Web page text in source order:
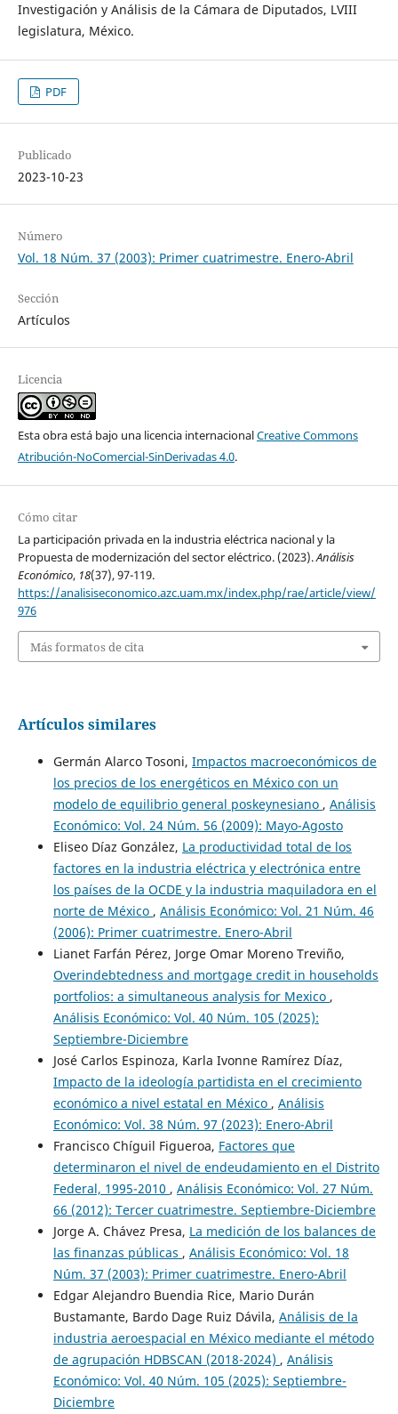
Investigación y Análisis de la Cámara de Diputados, LVIII
legislatura, México.
PDF
Publicado
2023-10-23
Número
Vol. 18 Núm. 37 (2003): Primer cuatrimestre. Enero-Abril
Sección
Artículos
Licencia
Esta obra está bajo una licencia internacionalCreative Commons
Atribución-NoComercial-SinDerivadas 4.0.
Cómo citar
La participación privada en la industria eléctrica nacional y la
Propuesta de modernización del sector eléctrico. (2023).Análisis
Económico, 18(37), 97-119.
https://analisiseconomico.azc.uam.mx/index.php/rae/article/view/
976
Más formatos de cita
Artículos similares
Germán Alarco Tosoni, Impactos macroeconómicos de
los precios de los energéticos en México con un
modelo de equilibrio general poskeynesiano , Análisis
Económico: Vol. 24 Núm. 56 (2009): Mayo-Agosto
Eliseo Díaz González, La productividad total de los
factores en la industria eléctrica y electrónica entre
los países de la OCDE y la industria maquiladora en el
norte de México , Análisis Económico: Vol. 21 Núm. 46
(2006): Primer cuatrimestre. Enero-Abril
Lianet Farfán Pérez, Jorge Omar Moreno Treviño,
Overindebtedness and mortgage credit in households
portfolios: a simultaneous analysis for Mexico ,
Análisis Económico: Vol. 40 Núm. 105 (2025):
Septiembre-Diciembre
José Carlos Espinoza, Karla Ivonne Ramírez Díaz,
Impacto de la ideología partidista en el crecimiento
económico a nivel estatal en México , Análisis
Económico: Vol. 38 Núm. 97 (2023): Enero-Abril
Francisco Chíguil Figueroa, Factores que
determinaron el nivel de endeudamiento en el Distrito
Federal, 1995-2010 , Análisis Económico: Vol. 27 Núm.
66 (2012): Tercer cuatrimestre. Septiembre-Diciembre
Jorge A. Chávez Presa, La medición de los balances de
las finanzas públicas , Análisis Económico: Vol. 18
Núm. 37 (2003): Primer cuatrimestre. Enero-Abril
Edgar Alejandro Buendia Rice, Mario Durán
Bustamante, Bardo Dage Ruiz Dávila, Análisis de la
industria aeroespacial en México mediante el método
de agrupación HDBSCAN (2018-2024) , Análisis
Económico: Vol. 40 Núm. 105 (2025): Septiembre-
Diciembre